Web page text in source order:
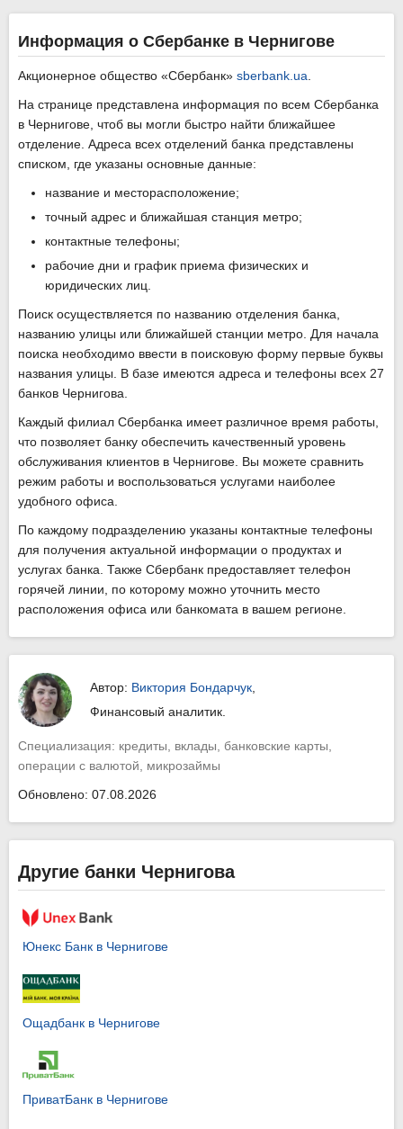
Информация о Сбербанке в Чернигове
Акционерное общество «Сбербанк» sberbank.ua
На странице представлена информация по всем Сбербанка
в Чернигове, чтоб вы могли быстро найти ближайшее
отделение. Адреса всех отделений банка представлены
списком, где указаны основные данные:
название и месторасположение;
точный адрес и ближайшая станция метро;
контактные телефоны;
рабочие дни и график приема физических и
юридических лиц.
Поиск осуществляется по названию отделения банка,
названию улицы или ближайшей станции метро. Для начала
поиска необходимо ввести в поисковую форму первые буквы
названия улицы. В базе имеются адреса и телефоны всех 27
банков Чернигова.
Каждый филиал Сбербанка имеет различное время работы,
что позволяет банку обеспечить качественный уровень
обслуживания клиентов в Чернигове. Вы можете сравнить
режим работы и воспользоваться услугами наиболее
удобного офиса.
По каждому подразделению указаны контактные телефоны
для получения актуальной информации о продуктах и
услугах банка. Также Сбербанк предоставляет телефон
горячей линии, по которому можно уточнить место
расположения офиса или банкомата в вашем регионе.
Автор: Виктория Бондарчук
Финансовый аналитик.
Специализация: кредиты, вклады, банковские карты,
операции с валютой, микрозаймы
Обновлено: 07.08.2026
Другие банки Чернигова
Юнекс Банк в Чернигове
Ощадбанк в Чернигове
ПриватБанк в Чернигове